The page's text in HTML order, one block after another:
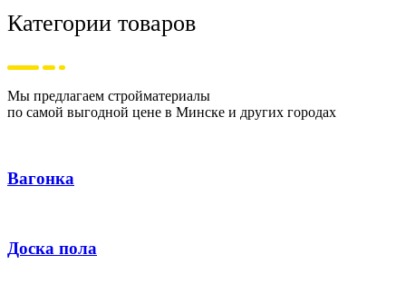
Категории товаров
Мы предлагаем стройматериалы
по самой выгодной цене в Минске и других городах
Вагонка
Доска пола